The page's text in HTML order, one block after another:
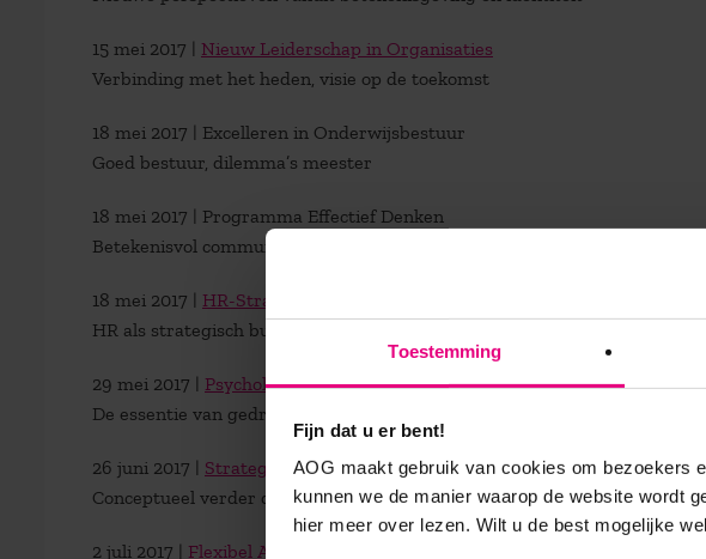
Toestemming
Fijn dat u er bent!
AOG maakt gebruik van cookies om bezoekers
kunnen we de manier waarop de website wordt
hier meer over lezen. Wilt u de best mogelijke
15 mei 2017 | Nieuw Leiderschap in Organisaties
Verbinding met het heden, visie op de toekomst
18 mei 2017 | Excelleren in Onderwijsbestuur
Goed bestuur, dilemma’s meester
18 mei 2017 | Programma Effectief Denken
Betekenisvol communiceren
18 mei 2017 | HR-Strateeg
HR als strategisch businesspartner van het management
29 mei 2017 | Psychologie in Organisaties
De essentie van gedrag
26 juni 2017 | Strategisch Leiderschap
Conceptueel verder denken over strategievorming
2 juli 2017 | Flexibel Academisch Masterprogramma